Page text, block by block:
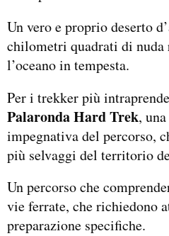
Un vero e proprio deserto
chilometri quadrati di
l’oceano in tempesta.
Per i trekker più
Palaronda Hard Trek,
impegnativa del percorso,
più selvaggi del territorio
Un percorso che
vie ferrate, che richiedono
preparazione specifiche.